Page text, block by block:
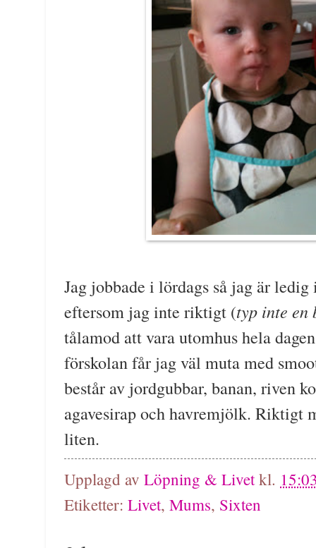
Jag jobbade i lördags så jag är
eftersom jag inte riktigt (typ inte en
tålamod att vara utomhus hela
förskolan får jag väl muta med
består av jordgubbar, banan, riven
agavesirap och havremjölk. Riktigt
liten.
Upplagd av Löpning & Livet kl.
Etiketter: Livet, Mums, Sixten